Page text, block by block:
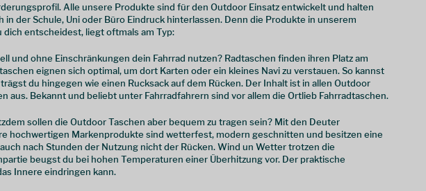
Alle unsere Produkte sind für den Outdoor Einsatz entwickelt und halten
der Schule, Uni oder Büro Eindruck hinterlassen. Denn die Produkte in unserem
entscheidest, liegt oftmals am Typ:
und ohne Einschränkungen dein Fahrrad nutzen? Radtaschen finden ihren Platz am
eignen sich optimal, um dort Karten oder ein kleines Navi zu verstauen. So kannst
du hingegen wie einen Rucksack auf dem Rücken. Der Inhalt ist in allen Outdoor
Bekannt und beliebt unter Fahrradfahrern sind vor allem die Ortlieb Fahrradtaschen.
sollen die Outdoor Taschen aber bequem zu tragen sein? Mit den Deuter
hochwertigen Markenprodukte sind wetterfest, modern geschnitten und besitzen eine
nach Stunden der Nutzung nicht der Rücken. Wind un Wetter trotzen die
beugst du bei hohen Temperaturen einer Überhitzung vor. Der praktische
Innere eindringen kann.